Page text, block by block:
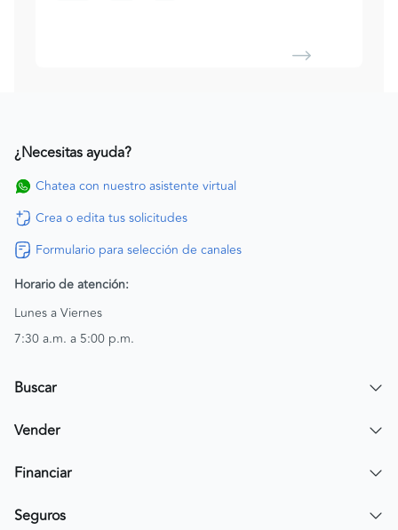
¿Necesitas ayuda?
Chatea con nuestro asistente virtual
Crea o edita tus solicitudes
Formulario para selección de canales
Horario de atención:
Lunes a Viernes
7:30 a.m. a 5:00 p.m.
Buscar
Encuentra un carro
Vender
Publicar mi vehículo
Financiar
Simular crédito
Seguros